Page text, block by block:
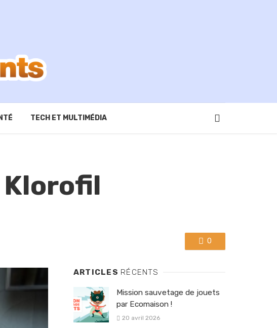
TECH ET MULTIMÉDIA
Klorofil
0
ARTICLES RÉCENTS
Mission sauvetage de jouets
par Ecomaison !
20 avril 2026